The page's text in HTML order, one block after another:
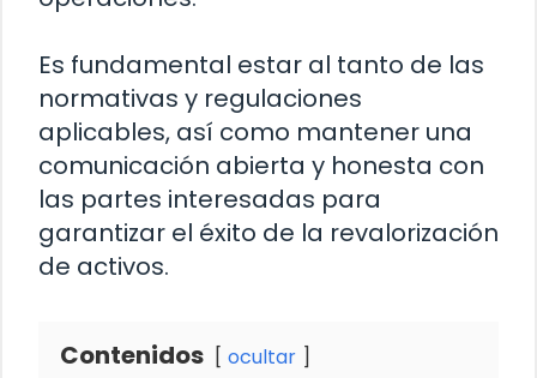
Es fundamental estar al tanto de las
normativas y regulaciones
aplicables, así como mantener una
comunicación abierta y honesta con
las partes interesadas para
garantizar el éxito de la revalorización
de activos.
Contenidos ocultar